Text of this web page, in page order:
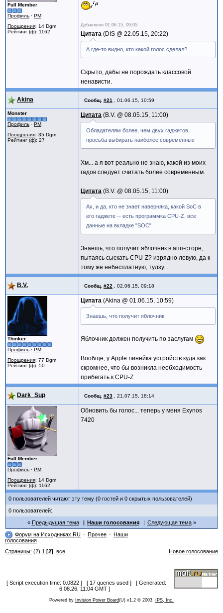
Full Member
Профиль · PM
Поощрения: 14 Dgm
Рейтинг (ф): 1162
Добавлено 01.06.15, 09:05
Цитата DIS @ 22.05.15, 20:22
А где-то видно, кто какой голос сделал?
Скрыто, дабы не порождать классовой
ненависти.
Akina Сообщ. #21 01.06.15, 10:59
Monster
Профиль · PM
Поощрения: 35 Dgm
Рейтинг (ф): 27
Цитата B.V. @ 08.05.15, 11:00
Обладателям более, чем двух гаджетов,
просьба выбирать наиболее современные
Хм... а я вот реально не знаю, какой из моих
гадов следует считать более современным.
Цитата B.V. @ 08.05.15, 11:00
Ах, и да, кто не знает наверняка, какой SoC в
его гаджете -- есть программка CPU-Z, все
данные на вкладке "SOC"
Знаешь, что получит яблочник в апп-сторе,
пытаясь сыскать CPU-Z? изрядно левую, да к
тому же небесплатную, тулзу...
B.V. Сообщ. #22 02.06.15, 09:18
Thinker
Профиль · PM
Поощрения: 77 Dgm
Рейтинг (ф): 50
Цитата Akina @ 01.06.15, 10:59
Знаешь, что получит яблочник
Яблочник должен получить по заслугам
Вообще, у Apple линейка устройств куда как
скромнее, что бы возникла необходимость
прибегать к CPU-Z
Dark_Sup Сообщ. #23 21.07.15, 18:14
Full Member
Профиль · PM
Поощрения: 14 Dgm
Рейтинг (ф): 1162
Обновить бы голос... теперь у меня Exynos
7420
0 пользователей читают эту тему (0 гостей и 0 скрытых пользователей)
0 пользователей:
Предыдущая тема
Наши голосования
Следующая тема
Форум на Исходниках.RU
Прочее
Наши
голосования
Страницы: (2) 1 [2] все Новое голосование
[ Script execution time: 0.0822 ] [ 17 queries used ] [ Generated:
6.08.26, 11:04 GMT ]
Powered by Invision Power Board(U) v1.2 © 2003 IPS, Inc.